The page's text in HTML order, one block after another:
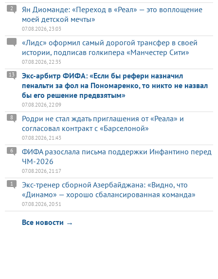
Ян Диоманде: «Переход в «Реал» — это воплощение
моей детской мечты»
2
07.08.2026, 23:03
«Лидс» оформил самый дорогой трансфер в своей
истории, подписав голкипера «Манчестер Сити»
07.08.2026, 22:35
Экс-арбитр ФИФА: «Если бы рефери назначил
пенальти за фол на Пономаренко, то никто не назвал
бы его решение предвзятым»
13
07.08.2026, 22:09
Родри не стал ждать приглашения от «Реала» и
согласовал контракт с «Барселоной»
8
07.08.2026, 21:43
ФИФА разослала письма поддержки Инфантино перед
ЧМ-2026
6
07.08.2026, 21:17
Экс-тренер сборной Азербайджана: «Видно, что
«Динамо» — хорошо сбалансированная команда»
1
07.08.2026, 20:51
Все новости →